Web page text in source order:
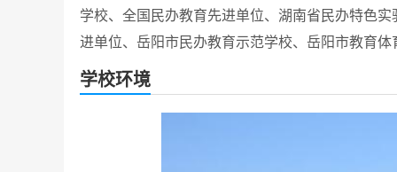
学校、全国民办教育先进单位、湖南省民办特色
进单位、岳阳市民办教育示范学校、岳阳市教育
学校环境